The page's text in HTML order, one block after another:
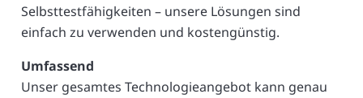
Selbsttestfähigkeiten – unsere Lösungen sind
einfach zu verwenden und kostengünstig.
Umfassend
Unser gesamtes Technologieangebot kann genau